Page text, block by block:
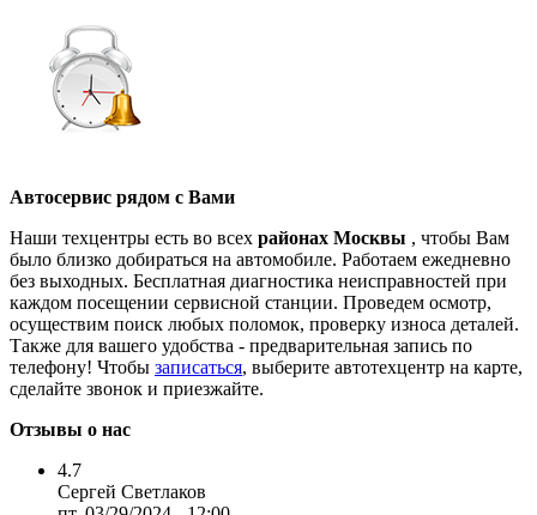
Автосервис рядом с Вами
Наши техцентры есть во всех районах Москвы , чтобы Вам
было близко добираться на автомобиле. Работаем ежедневно
без выходных. Бесплатная диагностика неисправностей при
каждом посещении сервисной станции. Проведем осмотр,
осуществим поиск любых поломок, проверку износа деталей.
Также для вашего удобства - предварительная запись по
телефону! Чтобы записаться, выберите автотехцентр на карте,
сделайте звонок и приезжайте.
Отзывы о нас
4.7
Сергей Светлаков